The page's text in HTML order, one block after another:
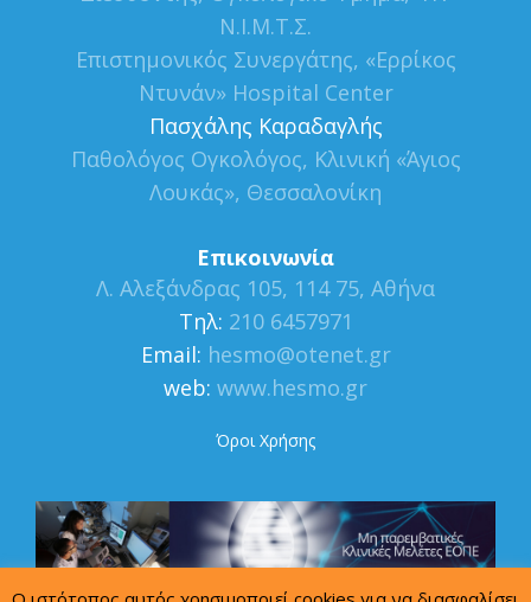
Ν.Ι.Μ.Τ.Σ.
Επιστημονικός Συνεργάτης, «Ερρίκος
Ντυνάν» Hospital Center
Πασχάλης Καραδαγλής
Παθολόγος Ογκολόγος, Κλινική «Άγιος
Λουκάς», Θεσσαλονίκη
Επικοινωνία
Λ. Αλεξάνδρας 105, 114 75, Αθήνα
Τηλ: 210 6457971
Εmail: hesmo@otenet.gr
web: www.hesmo.gr
Όροι Χρήσης